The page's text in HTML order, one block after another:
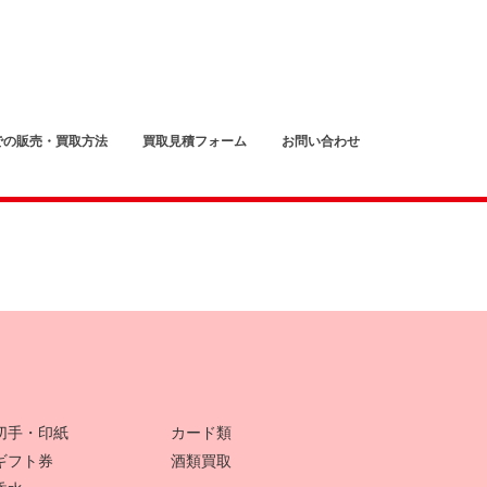
販売・買取方法 買取見積フォーム お問い合わせ
手・印紙
フト券
カード類
酒類買取